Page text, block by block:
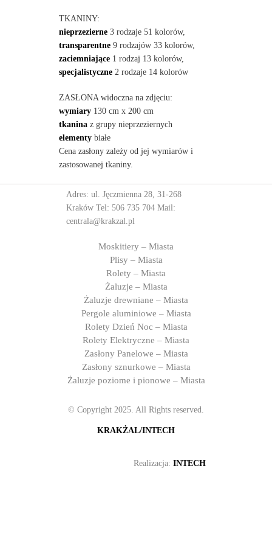
TKANINY:
nieprzezierne3 rodzaje 51 kolorów,
transparentne9 rodzajów 33 kolorów,
zaciemniające1 rodzaj 13 kolorów,
specjalistyczne2 rodzaje 14 kolorów
ZASŁONA widoczna na zdjęciu:
wymiary130 cm x 200 cm
tkaninaz grupy nieprzeziernych
elementybiałe
Cena zasłony zależy od jej wymiarów i
zastosowanej tkaniny.
Adres: ul. Jęczmienna 28, 31-268
Kraków Tel: 506 735 704 Mail:
centrala@krakzal.pl
Moskitiery – Miasta
Plisy – Miasta
Rolety – Miasta
Żaluzje – Miasta
Żaluzje drewniane – Miasta
Pergole aluminiowe – Miasta
Rolety Dzień Noc – Miasta
Rolety Elektryczne – Miasta
Zasłony Panelowe – Miasta
Zasłony sznurkowe – Miasta
Żaluzje poziome i pionowe – Miasta
© Copyright 2025. All Rights reserved.
KRAKŻAL/INTECH
Realizacja: INTECH